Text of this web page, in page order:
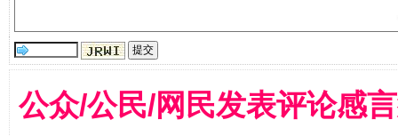
公众/公民/网民发表评论感